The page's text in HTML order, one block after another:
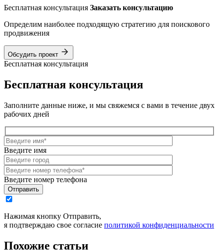
Бесплатная консультация Заказать консультацию
Определим наиболее подходящую стратегию для поискового
продвижения
Обсудить проект
Бесплатная консультация
Бесплатная консультация
Заполните данные ниже, и мы свяжемся с вами в течение двух
рабочих дней
Введите имя
Введите номер телефона
Отправить
Нажимая кнопку Отправить,
я подтверждаю свое согласие политикой конфиденциальности
Похожие статьи